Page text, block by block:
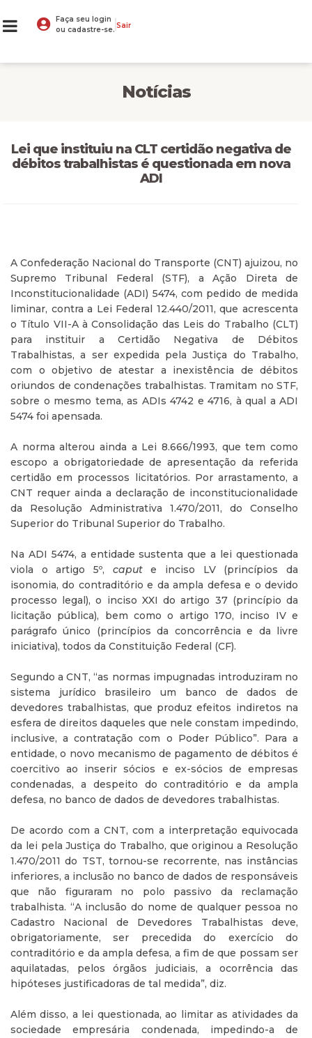
Faça seu login
ou cadastre-se. Sair
Notícias
Lei que instituiu na CLT certidão negativa de
débitos trabalhistas é questionada em nova
ADI
A Confederação Nacional do Transporte (CNT) ajuizou, no
Supremo Tribunal Federal (STF), a Ação Direta de
Inconstitucionalidade (ADI) 5474, com pedido de medida
liminar, contra a Lei Federal 12.440/2011, que acrescenta
o Título VII-A à Consolidação das Leis do Trabalho (CLT)
para instituir a Certidão Negativa de Débitos
Trabalhistas, a ser expedida pela Justiça do Trabalho,
com o objetivo de atestar a inexistência de débitos
oriundos de condenações trabalhistas. Tramitam no STF,
sobre o mesmo tema, as ADIs 4742 e 4716, à qual a ADI
5474 foi apensada.
A norma alterou ainda a Lei 8.666/1993, que tem como
escopo a obrigatoriedade de apresentação da referida
certidão em processos licitatórios. Por arrastamento, a
CNT requer ainda a declaração de inconstitucionalidade
da Resolução Administrativa 1.470/2011, do Conselho
Superior do Tribunal Superior do Trabalho.
Na ADI 5474, a entidade sustenta que a lei questionada
viola o artigo 5º, capute inciso LV (princípios da
isonomia, do contraditório e da ampla defesa e o devido
processo legal), o inciso XXI do artigo 37 (princípio da
licitação pública), bem como o artigo 170, inciso IV e
parágrafo único (princípios da concorrência e da livre
iniciativa), todos da Constituição Federal (CF).
Segundo a CNT, “as normas impugnadas introduziram no
sistema jurídico brasileiro um banco de dados de
devedores trabalhistas, que produz efeitos indiretos na
esfera de direitos daqueles que nele constam impedindo,
inclusive, a contratação com o Poder Público”. Para a
entidade, o novo mecanismo de pagamento de débitos é
coercitivo ao inserir sócios e ex-sócios de empresas
condenadas, a despeito do contraditório e da ampla
defesa, no banco de dados de devedores trabalhistas.
De acordo com a CNT, com a interpretação equivocada
da lei pela Justiça do Trabalho, que originou a Resolução
1.470/2011 do TST, tornou-se recorrente, nas instâncias
inferiores, a inclusão no banco de dados de responsáveis
que não figuraram no polo passivo da reclamação
trabalhista. “A inclusão do nome de qualquer pessoa no
Cadastro Nacional de Devedores Trabalhistas deve,
obrigatoriamente, ser precedida do exercício do
contraditório e da ampla defesa, a fim de que possam ser
aquilatadas, pelos órgãos judiciais, a ocorrência das
hipóteses justificadoras de tal medida”, diz.
Além disso, a lei questionada, ao limitar as atividades da
sociedade empresária condenada, impedindo-a de